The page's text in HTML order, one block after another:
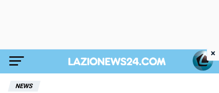
NEWS
×